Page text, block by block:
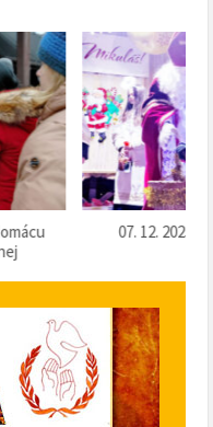
07. 12. 2025 –